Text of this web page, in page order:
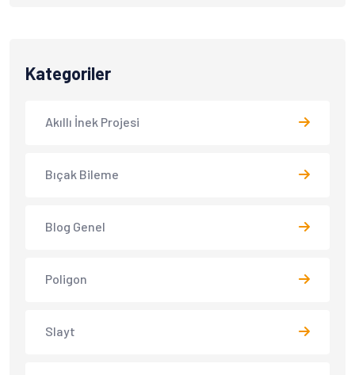
Kategoriler
Akıllı İnek Projesi
Bıçak Bileme
Blog Genel
Poligon
Slayt